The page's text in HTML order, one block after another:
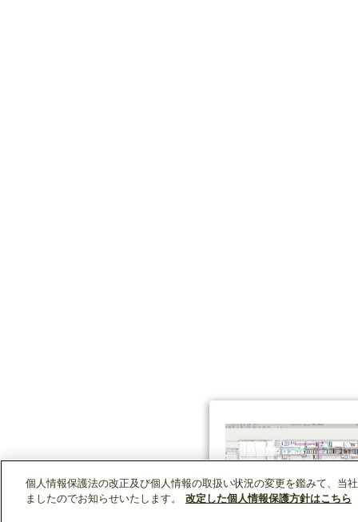
個人情報保護法の改正及び個人情報の取扱い状況の変更を鑑みて、当
ましたのでお知らせいたします。
改定した個人情報保護方針はこちら